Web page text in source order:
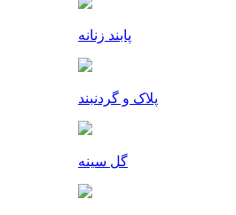
پابند زنانه
پلاک و گردنبند
گل سینه